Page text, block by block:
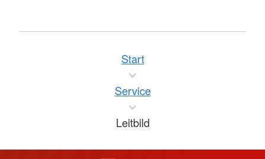
Start
Service
Leitbild